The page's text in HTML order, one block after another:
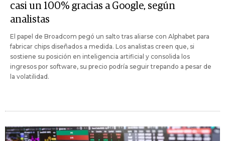
casi un 100% gracias a Google, según
analistas
El papel de Broadcom pegó un salto tras aliarse con Alphabet para
fabricar chips diseñados a medida. Los analistas creen que, si
sostiene su posición en inteligencia artificial y consolida los
ingresos por software, su precio podría seguir trepando a pesar de
la volatilidad.